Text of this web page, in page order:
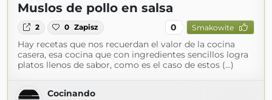
Muslos de pollo en salsa
2 0 Zapisz 0 Smakowite
Hay recetas que nos recuerdan el valor de la cocina
casera, esa cocina que con ingredientes sencillos logra
platos llenos de sabor, como es el caso de estos (...)
Cocinando